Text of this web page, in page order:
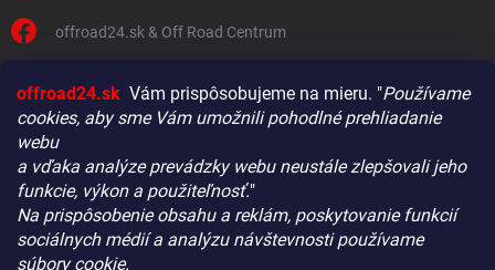
offroad24.sk Vám prispôsobujeme na mieru. "Používame
cookies, aby sme Vám umožnili pohodlné prehliadanie
webu
a vďaka analýze prevádzky webu neustále zlepšovali jeho
funkcie, výkon a použiteľnosť."
Na prispôsobenie obsahu a reklám, poskytovanie funkcií
sociálnych médií a analýzu návštevnosti používame
súbory cookie.
Vitajte! Aby bolo hľadanie tých správnych dielov pre vaše
vozidlo čo najrýchlejšie a najpresnejšie, máme pre vás
malý tip:
offroad24.sk & Off Road Centrum
+421911107780
INFORMÁCIE PRE VÁS
Obchodné podmienky
Podmienky ochrany osobných údajov